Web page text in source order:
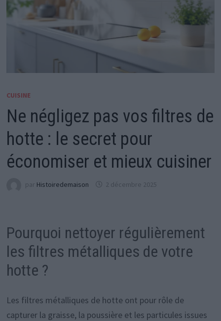
CUISINE
Ne négligez pas vos filtres de
hotte : le secret pour
économiser et mieux cuisiner
par Histoiredemaison 2 décembre 2025
Pourquoi nettoyer régulièrement
les filtres métalliques de votre
hotte ?
Les filtres métalliques de hotte ont pour rôle de
capturer la graisse, la poussière et les particules issues